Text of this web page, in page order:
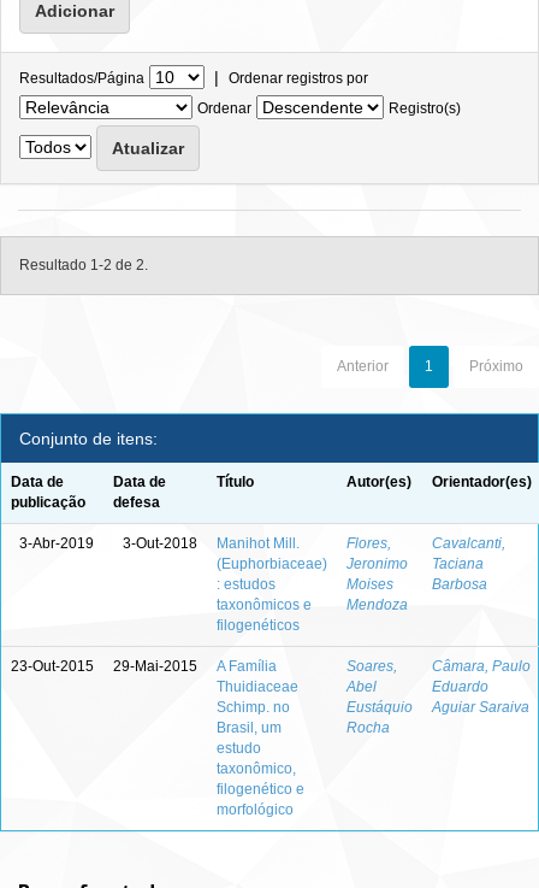
Resultados/Página | Ordenar registros por
Ordenar
Registro(s)
Resultado 1-2 de 2.
Anterior 1 Próximo
Conjunto de itens:
Data de
publicação
Data de
defesa
Título Autor(es) Orientador(es)
3-Abr-2019 3-Out-2018
Manihot Mill.
(Euphorbiaceae)
: estudos
taxonômicos e
filogenéticos
Flores,
Jeronimo
Moises
Mendoza
Cavalcanti,
Taciana
Barbosa
23-Out-2015 29-Mai-2015
A Família
Thuidiaceae
Schimp. no
Brasil, um
estudo
taxonômico,
filogenético e
morfológico
Soares,
Abel
Eustáquio
Rocha
Câmara, Paulo
Eduardo
Aguiar Saraiva